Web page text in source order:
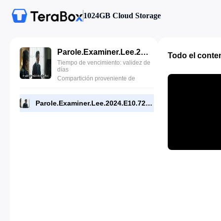
1024GB Cloud Storage
Parole.Examiner.Lee.2024.E10.720p.WEB.[RMC].mp4
Tiempo de vencimiento: validez de
días
Compartición proveniente de
Parole.Examiner.Lee.2024.E10.720p.WEB.[RMC].mp4
Todo el